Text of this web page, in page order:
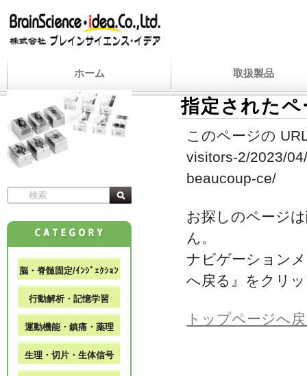
ホーム 取扱製品
指定された
このページの
visitors-2/2023/
beaucoup-ce/
お探しのページ
ん。
ナビゲーション
へ戻る』をクリ
トップページへ
脳・脊髄固定/ｲﾝｼﾞｪｸｼｮﾝ
行動解析・記憶学習
運動機能・鎮痛・薬理
生理・切片・生体信号